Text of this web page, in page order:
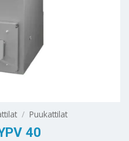
/ Puukattilat
40